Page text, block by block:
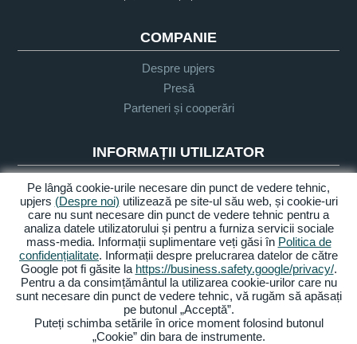
COMPANIE
Despre upjers
Presă
Parteneri și cooperări
INFORMAȚII UTILIZATOR
Glosar
Orientare Let's Play
Sprijin
Despre noi
Politica de
confidențialitate
Termeni și
condiții
Accesibilitate
Gestionarea cookie-urilor
Pe lângă cookie-urile necesare din punct de vedere tehnic,
upjers (Despre noi) utilizează pe site-ul său web, și cookie-uri
care nu sunt necesare din punct de vedere tehnic pentru a
analiza datele utilizatorului și pentru a furniza servicii sociale
mass-media. Informații suplimentare veți găsi în Politica de
confidențialitate. Informații despre prelucrarea datelor de către
Google pot fi găsite la https://business.safety.google/privacy/.
Pentru a da consimțământul la utilizarea cookie-urilor care nu
sunt necesare din punct de vedere tehnic, vă rugăm să apăsați
pe butonul „Acceptă”.
Puteți schimba setările în orice moment folosind butonul
„Cookie” din bara de instrumente.